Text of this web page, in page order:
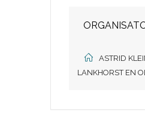
ASTRID
LANKHORST EN